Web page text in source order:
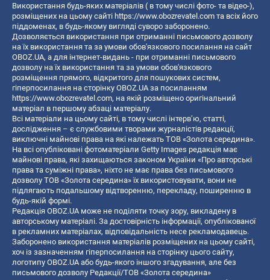
Використання будь-яких матеріалів ( в тому числі фото- та відео-),
розміщених на цьому сайті https://www.obozrevatel.com та всіх його
піддоменах, в будь-якому вигляді суворо заборонено.
Дозволяється використання при отриманні письмового дозволу
на їх використання та за умови обов'язкового посилання на сайт
OBOZ.UA, а для інтернет-видань - при отриманні письмового
дозволу на їх використання та за умови обов'язкового
розміщення прямого, відкритого для пошукових систем,
гіперпосилання на сторінку OBOZ.UA за посиланням
https://www.obozrevatel.com, на якій розміщено оригінальний
матеріал в першому абзаці матеріалу.
Всі матеріали на цьому сайті, в тому числі інтерв’ю, статті,
дослідження – є службовими творами журналістів редакції,
виключні майнові права на які належать ТОВ «Золота середина».
На всі опубліковані фотоматеріали Getty Images редакція має
майнові права, які захищаються законом України «Про авторські
права та суміжні права», ніхто не має права без письмового
дозволу ТОВ «Золота середина» їх використовувати, вони не
підлягають подальшому відтворенню, перекладу, поширенню в
будь-якій формі.
Редакція OBOZ.UA може не поділяти точку зору, викладену в
авторському матеріалі. За достовірність інформації, опублікованої
в рекламних матеріалах, відповідальність несе рекламодавець.
Заборонено використання матеріалів розміщених на цьому сайті,
хоч із зазначенням гіперпосилання на сторінку цього сайту,
логотипу OBOZ.UA або будь-якого іншого згадування, але без
письмового дозволу Редакції/ТОВ «Золота середина»